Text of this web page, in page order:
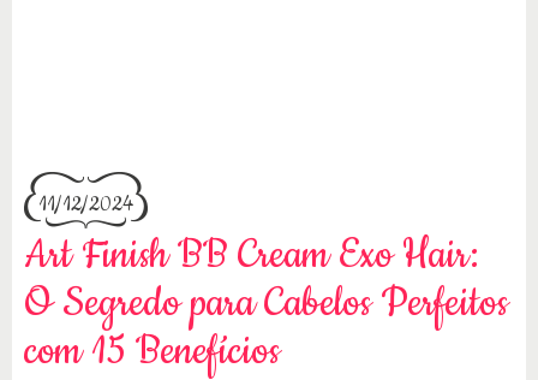
11/12/2024
Art Finish BB Cream Exo Hair:
O Segredo para Cabelos Perfeitos
com 15 Benefícios